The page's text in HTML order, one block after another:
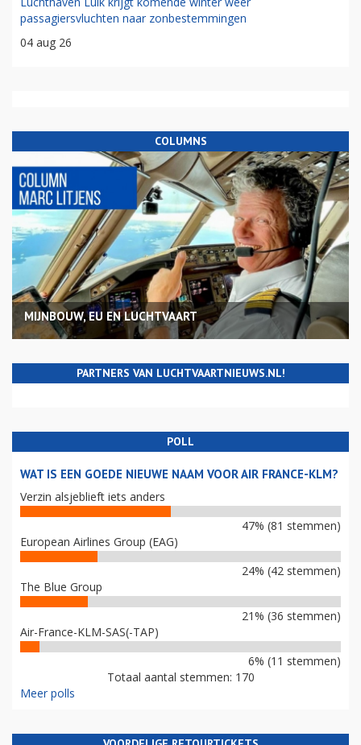
passagiersvluchten naar zonbestemmingen
04 aug 26
COLUMNS
MIJNBOUW, EU EN LUCHTVAART
PARTNERS VAN LUCHTVAARTNIEUWS.NL!
POLL
WAT IS EEN GOEDE NIEUWE NAAM VOOR AIR FRANCE-KLM?
Verzin alsjeblieft iets anders
47% (81 stemmen)
European Airlines Group (EAG)
24% (42 stemmen)
The Blue Group
21% (36 stemmen)
Air-France-KLM-SAS(-TAP)
6% (11 stemmen)
Totaal aantal stemmen: 170
Meer polls